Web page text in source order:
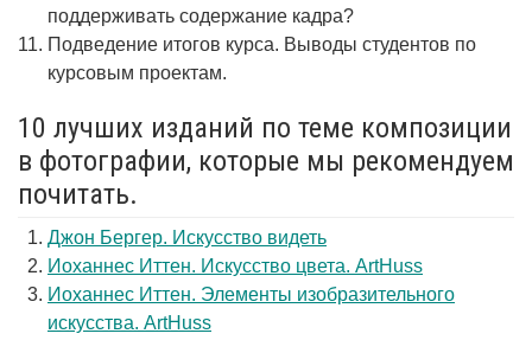
поддерживать содержание кадра?
Подведение итогов курса. Выводы студентов по
курсовым проектам.
10 лучших изданий по теме композиции
в фотографии, которые мы рекомендуем
почитать.
Джон Бергер. Искусство видеть
Иоханнес Иттен. Искусство цвета. ArtHuss
Иоханнес Иттен. Элементы изобразительного
искусства. ArtHuss